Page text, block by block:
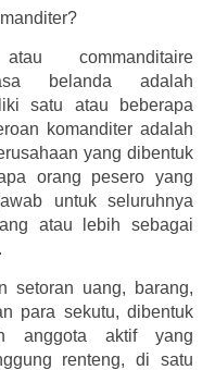
commanditaire
belanda adalah
satu atau beberapa
komanditer adalah
yang dibentuk
orang pesero yang
untuk seluruhnya
atau lebih sebagai
setoran uang, barang,
para sekutu, dibentuk
anggota aktif yang
renteng, di satu